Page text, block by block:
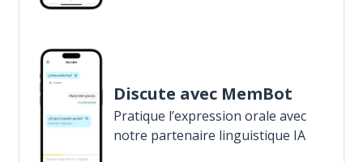
Discute avec MemBot
Pratique l’expression orale avec
notre partenaire linguistique IA